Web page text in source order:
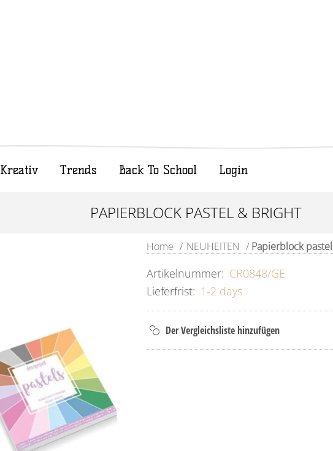
Kreativ Trends Back To School Login
PAPIERBLOCK PASTEL & BRIGHT
Home / NEUHEITEN / Papierblock
Artikelnummer: CR0848/GE
Lieferfrist: 1-2 days